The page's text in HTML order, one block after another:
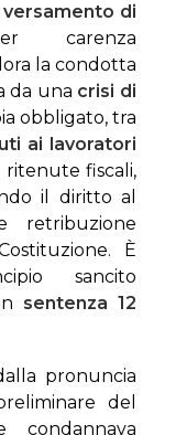
di
carenza
la condotta
da una crisi di
obbligato, tra
ai lavoratori
fiscali,
il diritto al
retribuzione
È
sancito
sentenza 12
pronuncia
del
condannava